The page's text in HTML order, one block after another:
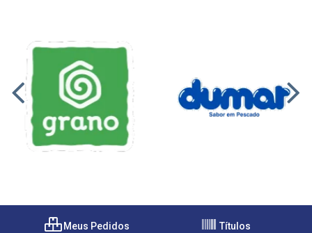
Meus Pedidos Títulos